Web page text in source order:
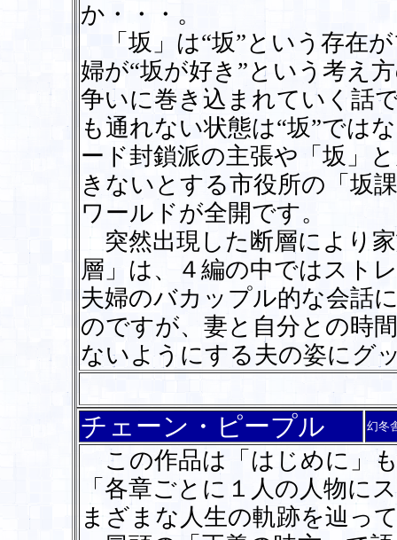
か・・・。
「坂」は“坂”という存在
婦が“坂が好き”という考え
争いに巻き込まれていく話
も通れない状態は“坂”では
ード封鎖派の主張や「坂」
きないとする市役所の「坂
ワールドが全開です。
突然出現した断層により
層」は、４編の中ではスト
夫婦のバカップル的な会話
のですが、妻と自分との時
ないようにする夫の姿にグ
チェーン・ピープル 幻冬
この作品は「はじめに」
「各章ごとに１人の人物に
まざまな人生の軌跡を辿っ